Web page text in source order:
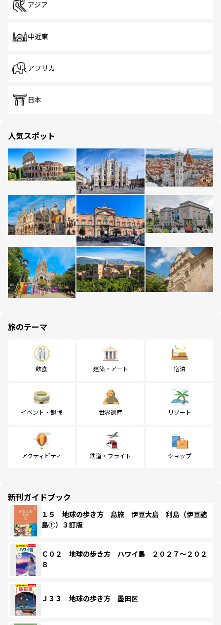
アジア
中近東
アフリカ
日本
人気スポット
旅のテーマ
飲食 建築・アート 宿泊
イベント・観戦 世界遺産 リゾート
アクティビティ 鉄道・フライト ショップ
新刊ガイドブック
１５ 地球の歩き方 島旅 伊豆大島 利島（伊豆諸
島①）３訂版
Ｃ０２ 地球の歩き方 ハワイ島 ２０２７～２０２
８
Ｊ３３ 地球の歩き方 墨田区